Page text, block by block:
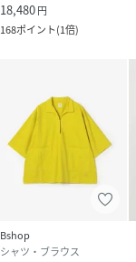
18,480円
168ポイント(1倍)
Bshop
シャツ・ブラウス